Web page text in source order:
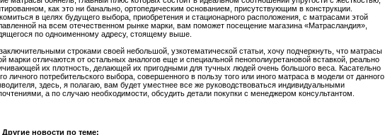
как это ни банально, ортопедическим основанием, присутствующим в конструкции.
в целях будущего выбора, приобретения и стационарного расположения, с матрасами этой
на всем отечественном рынке марки, вам поможет посещение магазина «Матрасландия»,
по одноименному адресу, стоящему выше.
строками своей небольшой, узкотематической статьи, хочу подчеркнуть, что матрасы
марки отличаются от остальных аналогов еще и специальной пенополиуретановой вставкой, реально
их плотность, делающей их пригодными для тучных людей очень большого веса. Касательно
личного потребительского выбора, совершенного в пользу того или иного матраса в модели от данного
здесь, я полагаю, вам будет уместнее все же руководствоваться индивидуальными
а по случаю необходимости, обсудить детали покупки с менеджером консультантом.
Другие новости по теме: